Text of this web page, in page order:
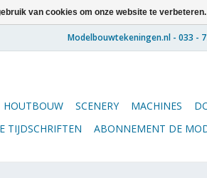
HOUTBOUW SCENERY MACHINES
TIJDSCHRIFTEN ABONNEMENT DE
van cookies om onze website te verbeteren.